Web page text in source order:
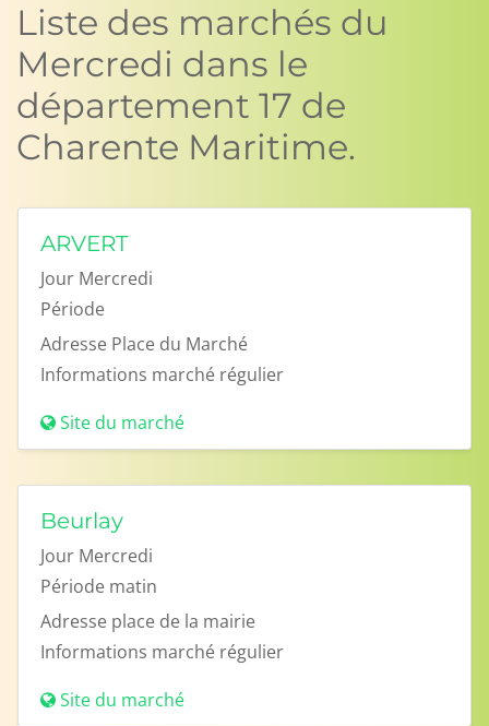
Liste des marchés du
Mercredi dans le
département 17 de
Charente Maritime.
ARVERT
Jour Mercredi
Période
Adresse Place du Marché
Informations marché régulier
Site du marché
Beurlay
Jour Mercredi
Période matin
Adresse place de la mairie
Informations marché régulier
Site du marché